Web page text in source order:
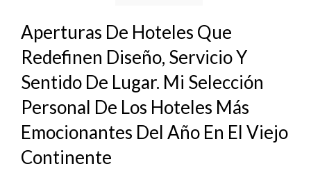
Aperturas De Hoteles Que
Redefinen Diseño, Servicio Y
Sentido De Lugar. Mi Selección
Personal De Los Hoteles Más
Emocionantes Del Año En El Viejo
Continente